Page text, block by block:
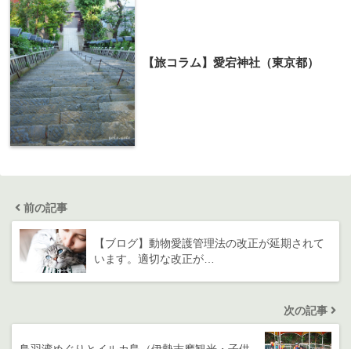
【旅コラム】愛宕神社（東京都）
前の記事
【ブログ】動物愛護管理法の改正が延期されて
います。適切な改正が…
次の記事